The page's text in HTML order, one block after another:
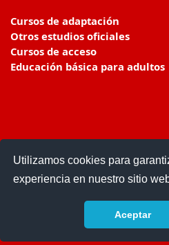
Utilizamos cookies para
experiencia en nuestro sitio
Aceptar
Cursos de adaptación
Otros estudios oficiales
Cursos de acceso
Educación básica para adultos